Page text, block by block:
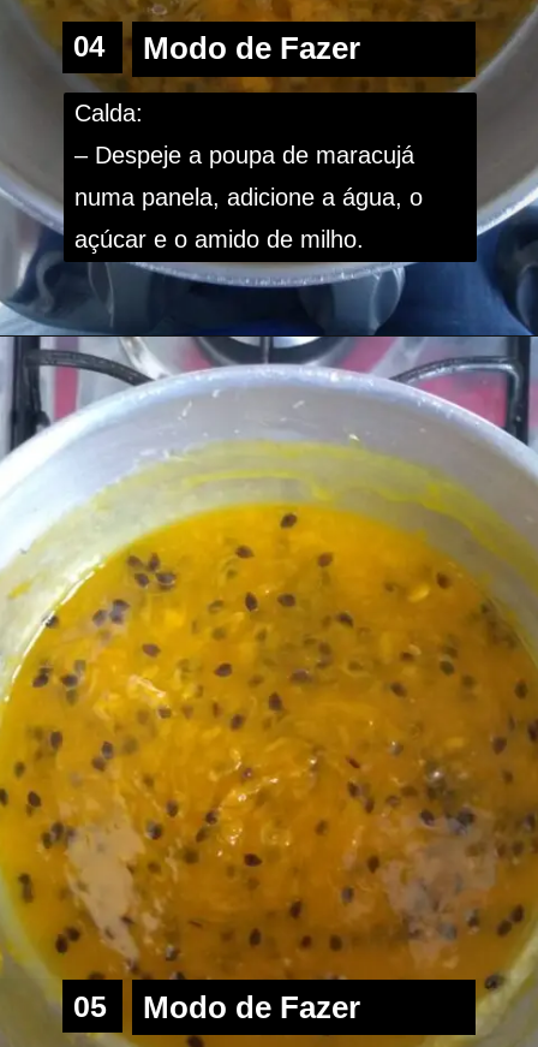
Modo de Fazer
04
Calda:
– Despeje a poupa de maracujá
numa panela, adicione a água, o
açúcar e o amido de milho.
Modo de Fazer
05